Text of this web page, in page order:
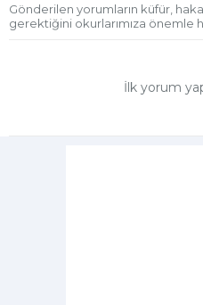
Gönderilen yorumların küfür,
gerektiğini okurlarımıza önemle
İlk yorum